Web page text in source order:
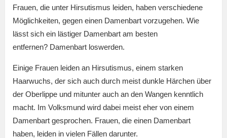
Frauen, die unter Hirsutismus leiden, haben verschiedene
Möglichkeiten, gegen einen Damenbart vorzugehen. Wie
lässt sich ein lästiger Damenbart am besten
entfernen? Damenbart loswerden.
Einige Frauen leiden an Hirsutismus, einem starken
Haarwuchs, der sich auch durch meist dunkle Härchen über
der Oberlippe und mitunter auch an den Wangen kenntlich
macht. Im Volksmund wird dabei meist eher von einem
Damenbart gesprochen. Frauen, die einen Damenbart
haben, leiden in vielen Fällen darunter.